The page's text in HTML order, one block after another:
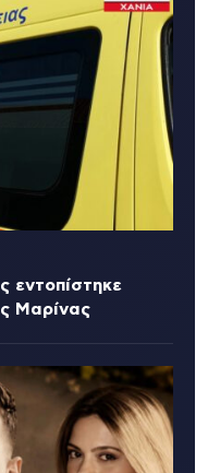
εντοπίστηκε
Μαρίνας